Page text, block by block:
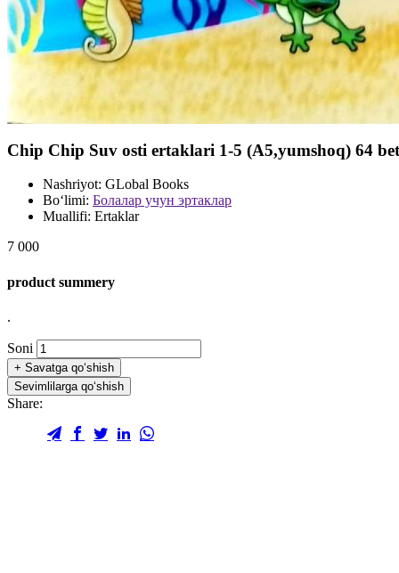
Chip Chip Suv osti ertaklari 1-5 (A5,yumshoq) 64 bet
Nashriyot: GLobal Books
Bo‘limi: Болалар учун эртаклар
Muallifi: Ertaklar
7 000
product summery
.
Soni
+ Savatga qo‘shish
Sevimlilarga qo‘shish
Share: